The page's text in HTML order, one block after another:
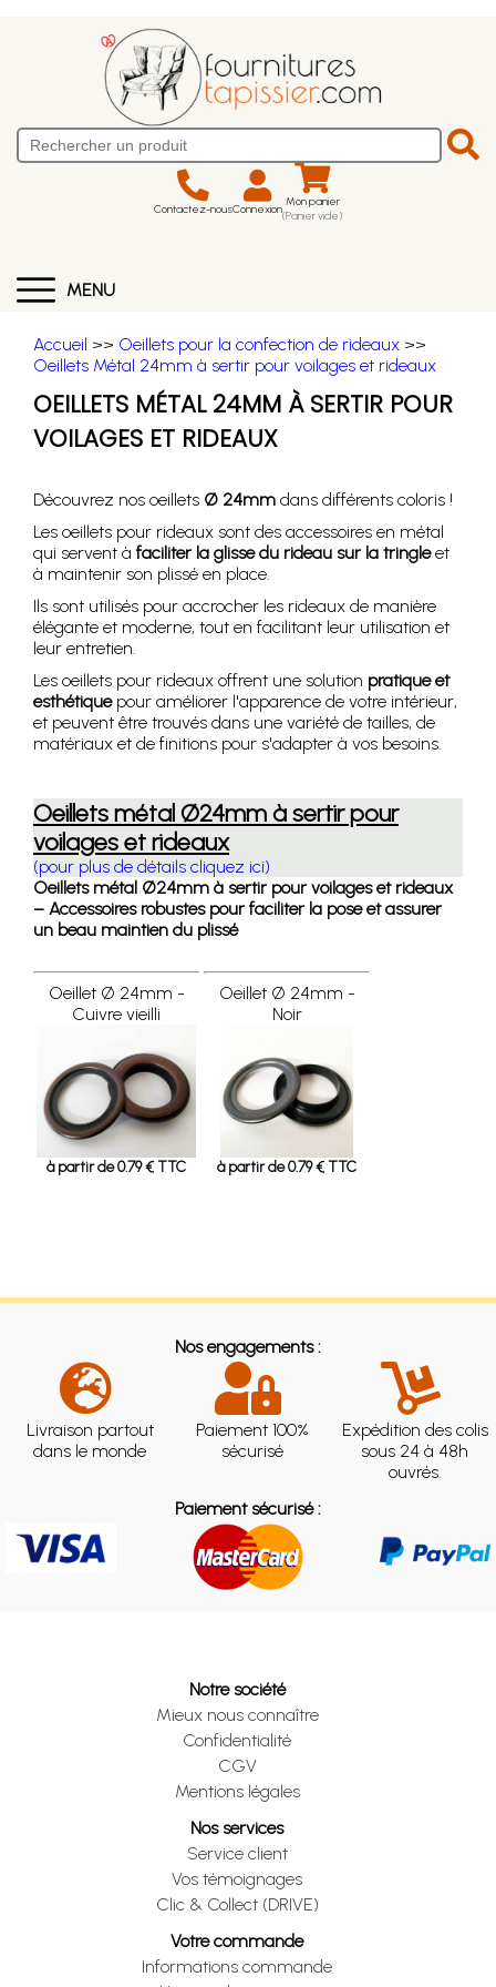
Contactez-nousConnexion Mon panier
(Panier vide)
MENU
Accueil >> Oeillets pour la confection de rideaux >>
Oeillets Métal 24mm à sertir pour voilages et rideaux
OEILLETS MÉTAL 24MM À SERTIR POUR
VOILAGES ET RIDEAUX
Découvrez nos oeillets Ø 24mm dans différents coloris !
Les oeillets pour rideaux sont des accessoires en métal
qui servent à faciliter la glisse du rideau sur la tringleet
à maintenir son plissé en place.
Ils sont utilisés pour accrocher les rideaux de manière
élégante et moderne, tout en facilitant leur utilisation et
leur entretien.
Les oeillets pour rideaux offrent une solution pratique et
esthétique pour améliorer l'apparence de votre intérieur,
et peuvent être trouvés dans une variété de tailles, de
matériaux et de finitions pour s'adapter à vos besoins.
Oeillets métal Ø24mm à sertir pour
voilages et rideaux
(pour plus de détails cliquez ici)
Oeillets métal Ø24mm à sertir pour voilages et rideaux
– Accessoires robustes pour faciliter la pose et assurer
un beau maintien du plissé
Oeillet Ø 24mm -
Cuivre vieilli
à partir de 0.79 € TTC
Oeillet Ø 24mm -
Noir
à partir de 0.79 € TTC
Nos engagements :
Livraison partout
dans le monde
Paiement 100%
sécurisé
Expédition des colis
sous 24 à 48h
ouvrés.
Paiement sécurisé :
Notre société
Mieux nous connaître
Confidentialité
CGV
Mentions légales
Nos services
Service client
Vos témoignages
Clic & Collect (DRIVE)
Votre commande
Informations commande